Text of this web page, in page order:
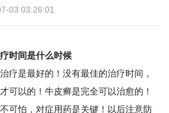
03 03:26:01
时间是什么时候
是最好的！没有最佳的治疗时间，
可以的！牛皮癣是完全可以治愈的！
可怕，对症用药是关键！以后注意防